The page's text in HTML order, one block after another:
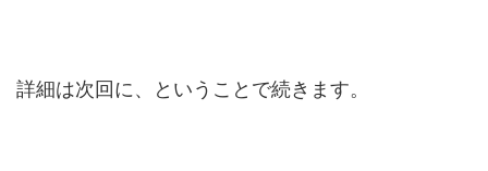
詳細は次回に、ということで続きます。